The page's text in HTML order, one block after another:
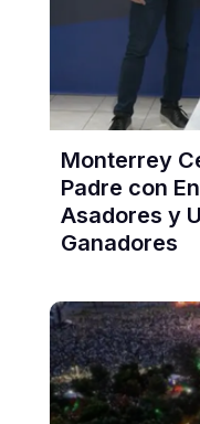
Monterrey
Padre con
Asadores y
Ganadores